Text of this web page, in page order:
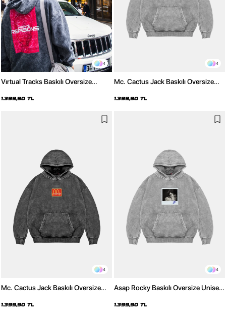
4
Vırtual Tracks Baskılı Oversize
Hoodie
1.399,90 TL
4
Mc. Cactus Jack Baskılı Oversize
Hoodie
1.399,90 TL
4
Mc. Cactus Jack Baskılı Oversize
Hoodie
1.399,90 TL
4
Asap Rocky Baskılı Oversize Unisex
1.399,90 TL